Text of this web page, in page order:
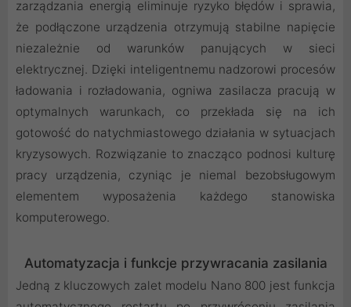
zarządzania energią eliminuje ryzyko błędów i sprawia,
że podłączone urządzenia otrzymują stabilne napięcie
niezależnie od warunków panujących w sieci
elektrycznej. Dzięki inteligentnemu nadzorowi procesów
ładowania i rozładowania, ogniwa zasilacza pracują w
optymalnych warunkach, co przekłada się na ich
gotowość do natychmiastowego działania w sytuacjach
kryzysowych. Rozwiązanie to znacząco podnosi kulturę
pracy urządzenia, czyniąc je niemal bezobsługowym
elementem wyposażenia każdego stanowiska
komputerowego.
Automatyzacja i funkcje przywracania zasilania
Jedną z kluczowych zalet modelu Nano 800 jest funkcja